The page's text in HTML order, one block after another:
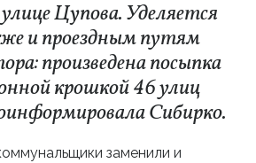
Цупова. Уделяется
и проездным путям
произведена посыпка
крошкой 46 улиц
Сибирко.
заменили и